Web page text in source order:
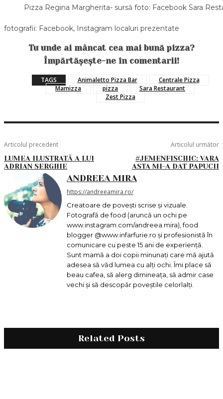
Pizza Regina Margherita- sursă foto: Facebook Sara
fotografii: Facebook, Instagram localuri prezentate
Tu unde ai mâncat cea mai bună pizza?
Împărtășește-ne în comentarii!
TAGS Animaletto Pizza Bar
Centrale Pizza
Mamizza
pizza
Sara Restaurant
Zest Pizza
Articolul precedent
LUMEA ILUSTRATĂ A LUI
ADRIAN SERGHIE
Articolul următor
#JEMENFISCHIC: VARA
ASTA MI-A DAT PAPUCII
ANDREEA MIRA
https://andreeamira.ro/
Creatoare de povești scrise și vizuale.
Fotografă de food (aruncă un ochi pe
www.instagram.com/andreea.mira), food
blogger @www.infarfurie.ro și profesionistă în
comunicare cu peste 15 ani de experiență.
Sunt mamă a doi copii minunați care mă ajută
adesea să văd lumea cu alți ochi. Îmi place să
beau cafea, să alerg dimineața, să admir case
vechi și să descopăr poveștile celorlalți.
Related Posts